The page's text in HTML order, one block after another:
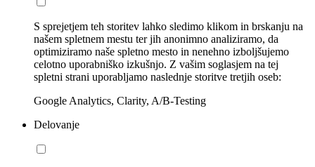
S sprejetjem teh storitev lahko sledimo klikom in brskanju na
našem spletnem mestu ter jih anonimno analiziramo, da
optimiziramo naše spletno mesto in nenehno izboljšujemo
celotno uporabniško izkušnjo. Z vašim soglasjem na tej
spletni strani uporabljamo naslednje storitve tretjih oseb:
Google Analytics, Clarity, A/B-Testing
Delovanje